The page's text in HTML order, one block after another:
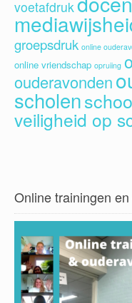
voetafdruk
groepsdruk online
online vriendschap opruiing
ouderavonden
scholen
veiligheid op
Online trainingen